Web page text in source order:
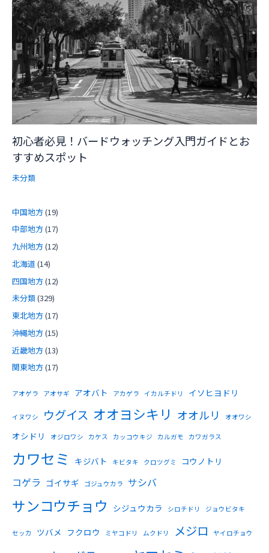
初心者必見！バードウォッチング入門ガイドとお
すすめスポット
未分類
中国地方(19)
中部地方(17)
九州地方(12)
北海道 (14)
四国地方(12)
未分類(329)
東北地方(17)
沖縄地方(15)
近畿地方(13)
関東地方(17)
アオゲラ アオサギ アオバト アカゲラ イカルチドリ イソヒヨドリ
イヌワシ ウグイス オオヨシキリ オオルリ オオワシ
オシドリ オジロワシ カケス カッコウキジ カルガモ カワガラス
カワセミ キジバト キビタキ クロツグミ コウノトリ
コゲラ ゴイサギ ゴジュウカラ サシバ
サンコウチョウ シジュウカラ シロチドリ ジョウビタキ
セッカ ツバメ フクロウ ミヤコドリ ムクドリ メジロ ヤイロチョウ